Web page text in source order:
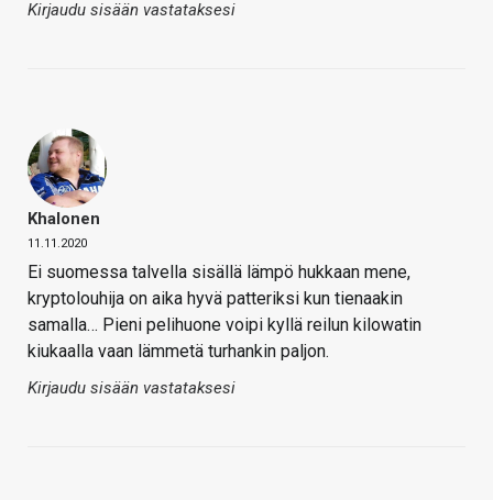
Kirjaudu sisään vastataksesi
Khalonen
11.11.2020
Ei suomessa talvella sisällä lämpö hukkaan mene,
kryptolouhija on aika hyvä patteriksi kun tienaakin
samalla… Pieni pelihuone voipi kyllä reilun kilowatin
kiukaalla vaan lämmetä turhankin paljon.
Kirjaudu sisään vastataksesi